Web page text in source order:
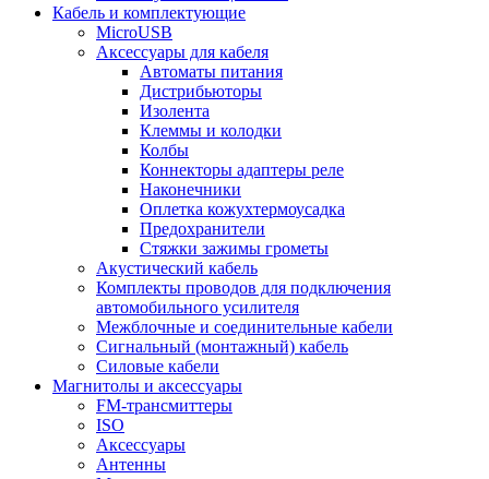
Кабель и комплектующие
MicroUSB
Аксессуары для кабеля
Автоматы питания
Дистрибьюторы
Изолента
Клеммы и колодки
Колбы
Коннекторы адаптеры реле
Наконечники
Оплетка кожухтермоусадка
Предохранители
Стяжки зажимы грометы
Акустический кабель
Комплекты проводов для подключения
автомобильного усилителя
Межблочные и соединительные кабели
Сигнальный (монтажный) кабель
Силовые кабели
Магнитолы и аксессуары
FM-трансмиттеры
ISO
Аксессуары
Антенны